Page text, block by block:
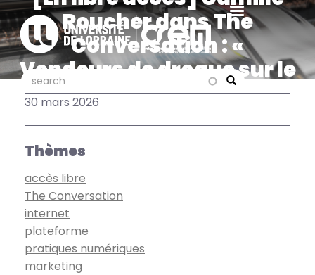
Aller
au
contenu
principal
Search
search search
Roucher dans The
Conversation : «
Vendeurs de drogue sur le
« darknet » : des
entrepreneurs très bien
30 mars 2026
Thèmes
accès libre
The Conversation
internet
plateforme
pratiques numériques
marketing